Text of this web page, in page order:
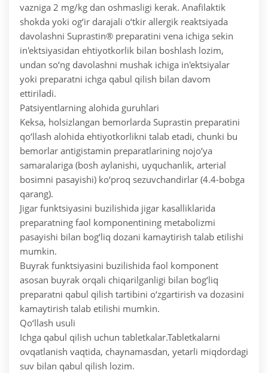
vazniga 2 mg/kg dan oshmasligi kerak. Anafilaktik
shokda yoki og‘ir darajali o‘tkir allergik reaktsiyada
davolashni Suprastin® preparatini vena ichiga sekin
in'ektsiyasidan ehtiyotkorlik bilan boshlash lozim,
undan so‘ng davolashni mushak ichiga in'ektsiyalar
yoki preparatni ichga qabul qilish bilan davom
ettiriladi.
Patsiyentlarning alohida guruhlari
Keksa, holsizlangan bemorlarda Suprastin preparatini
qo‘llash alohida ehtiyotkorlikni talab etadi, chunki bu
bemorlar antigistamin preparatlarining nojo‘ya
samaralariga (bosh aylanishi, uyquchanlik, arterial
bosimni pasayishi) ko‘proq sezuvchandirlar (4.4-bobga
qarang).
Jigar funktsiyasini buzilishida jigar kasalliklarida
preparatning faol komponentining metabolizmi
pasayishi bilan bog‘liq dozani kamaytirish talab etilishi
mumkin.
Buyrak funktsiyasini buzilishida faol komponent
asosan buyrak orqali chiqarilganligi bilan bog‘liq
preparatni qabul qilish tartibini o‘zgartirish va dozasini
kamaytirish talab etilishi mumkin.
Qo‘llash usuli
Ichga qabul qilish uchun tabletkalar.Tabletkalarni
ovqatlanish vaqtida, chaynamasdan, yetarli miqdordagi
suv bilan qabul qilish lozim.